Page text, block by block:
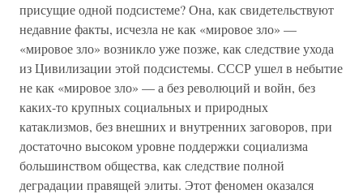
присущие одной подсистеме? Она, как свидетельствуют
недавние факты, исчезла не как «мировое зло» —
«мировое зло» возникло уже позже, как следствие ухода
из Цивилизации этой подсистемы. СССР ушел в небытие
не как «мировое зло» — а без революций и войн, без
каких-то крупных социальных и природных
катаклизмов, без внешних и внутренних заговоров, при
достаточно высоком уровне поддержки социализма
большинством общества, как следствие полной
деградации правящей элиты. Этот феномен оказался